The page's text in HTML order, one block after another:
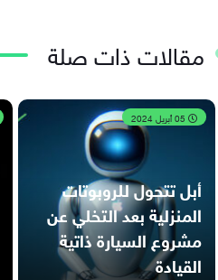
مقالات ذات صلة
أبل تتحول للروبوتات
المنزلية بعد التخلي عن
مشروع السيارة ذاتية
القيادة